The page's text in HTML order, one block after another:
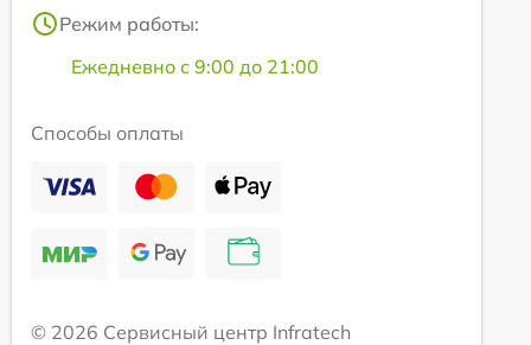
Режим работы:
Ежедневно с 9:00 до 21:00
Способы оплаты
© 2026 Сервисный центр Infratech